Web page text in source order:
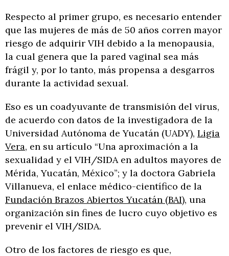
Respecto al primer grupo, es necesario entender
que las mujeres de más de 50 años corren mayor
riesgo de adquirir VIH debido a la menopausia,
la cual genera que la pared vaginal sea más
frágil y, por lo tanto, más propensa a desgarros
durante la actividad sexual.
Eso es un coadyuvante de transmisión del virus,
de acuerdo con datos de la investigadora de la
Universidad Autónoma de Yucatán (UADY), Ligia
Vera, en su artículo “Una aproximación a la
sexualidad y el VIH/SIDA en adultos mayores de
Mérida, Yucatán, México”; y la doctora Gabriela
Villanueva, el enlace médico-científico de la
Fundación Brazos Abiertos Yucatán (BAI), una
organización sin fines de lucro cuyo objetivo es
prevenir el VIH/SIDA.
Otro de los factores de riesgo es que,